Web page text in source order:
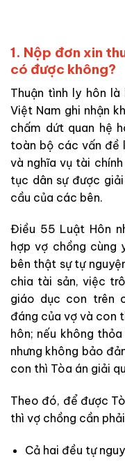
1. Nộp đơn xin
có được không?
Thuận tình ly hôn
Việt Nam ghi nhận
chấm dứt quan hệ
toàn bộ các vấn đề
và nghĩa vụ tài
tục dân sự được
cầu của các bên.
Điều 55 Luật Hôn
hợp vợ chồng cùng
bên thật sự tự
chia tài sản, việc
giáo dục con trên
đáng của vợ và con
hôn; nếu không
nhưng không bảo
con thì Tòa án giải
Theo đó, để được
thì vợ chồng cần
Cả hai đều tự